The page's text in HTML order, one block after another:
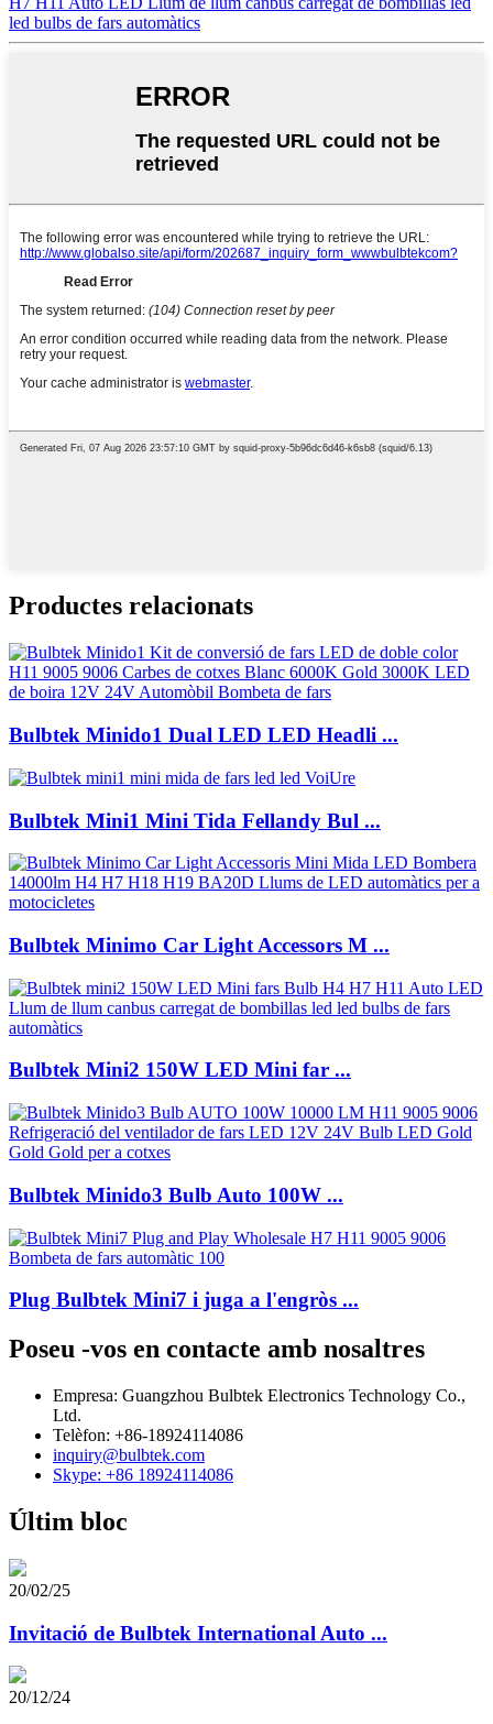
led bulbs de fars automàtics
Productes relacionats
Bulbtek Minido1 Dual LED LED Headli ...
Bulbtek Mini1 Mini Tida Fellandy Bul ...
Bulbtek Minimo Car Light Accessors M ...
Bulbtek Mini2 150W LED Mini far ...
Bulbtek Minido3 Bulb Auto 100W ...
Plug Bulbtek Mini7 i juga a l'engròs ...
Poseu -vos en contacte amb nosaltres
Empresa: Guangzhou Bulbtek Electronics Technology Co.,
Ltd.
Telèfon: +86-18924114086
inquiry@bulbtek.com
Skype: +86 18924114086
Últim bloc
20/02/25
Invitació de Bulbtek International Auto ...
20/12/24